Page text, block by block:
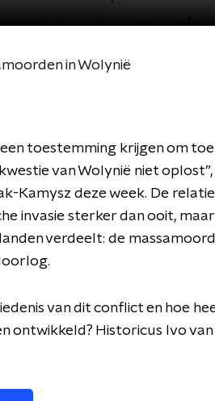
in Wolynië
toestemming krijgen om
van Wolynië niet
Kamysz deze week. De
invasie sterker dan ooit,
verdeelt: de
van dit conflict en hoe
ontwikkeld? Historicus Ivo